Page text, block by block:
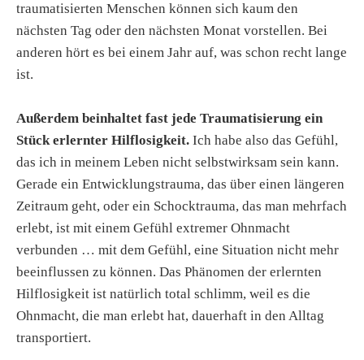
traumatisierten Menschen können sich kaum den
nächsten Tag oder den nächsten Monat vorstellen. Bei
anderen hört es bei einem Jahr auf, was schon recht lange
ist.
Außerdem beinhaltet fast jede Traumatisierung ein
Stück erlernter Hilflosigkeit. Ich habe also das Gefühl,
das ich in meinem Leben nicht selbstwirksam sein kann.
Gerade ein Entwicklungstrauma, das über einen längeren
Zeitraum geht, oder ein Schocktrauma, das man mehrfach
erlebt, ist mit einem Gefühl extremer Ohnmacht
verbunden … mit dem Gefühl, eine Situation nicht mehr
beeinflussen zu können. Das Phänomen der erlernten
Hilflosigkeit ist natürlich total schlimm, weil es die
Ohnmacht, die man erlebt hat, dauerhaft in den Alltag
transportiert.